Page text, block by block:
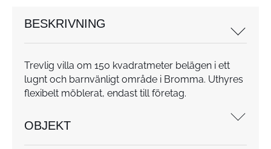
BESKRIVNING
Trevlig villa om 150 kvadratmeter belägen i ett
lugnt och barnvänligt område i Bromma. Uthyres
flexibelt möblerat, endast till företag.
OBJEKT